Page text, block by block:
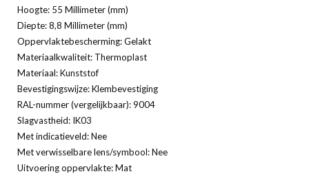
Hoogte: 55 Millimeter (mm)
Diepte: 8,8 Millimeter (mm)
Oppervlaktebescherming: Gelakt
Materiaalkwaliteit: Thermoplast
Materiaal: Kunststof
Bevestigingswijze: Klembevestiging
RAL-nummer (vergelijkbaar): 9004
Slagvastheid: IK03
Met indicatieveld: Nee
Met verwisselbare lens/symbool: Nee
Uitvoering oppervlakte: Mat